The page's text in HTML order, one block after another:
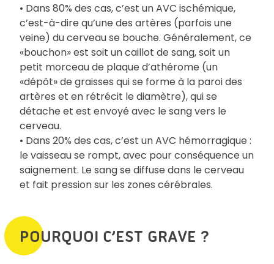
• Dans 80% des cas, c’est un AVC ischémique,
c’est-à-dire qu’une des artères (parfois une
veine) du cerveau se bouche. Généralement, ce
«bouchon» est soit un caillot de sang, soit un
petit morceau de plaque d’athérome (un
«dépôt» de graisses qui se forme à la paroi des
artères et en rétrécit le diamètre), qui se
détache et est envoyé avec le sang vers le
cerveau.
• Dans 20% des cas, c’est un AVC hémorragique :
le vaisseau se rompt, avec pour conséquence un
saignement. Le sang se diffuse dans le cerveau
et fait pression sur les zones cérébrales.
POURQUOI C’EST GRAVE ?